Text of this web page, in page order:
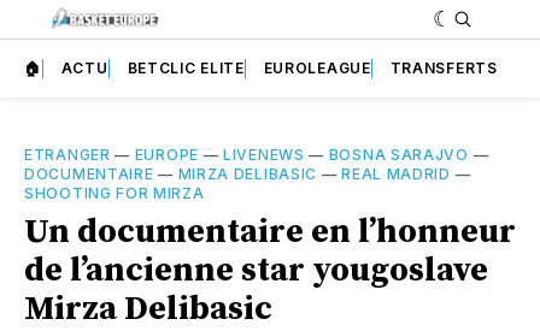
🏠 ACTU BETCLIC ELITE EUROLEAGUE TRANSFERTS
ETRANGER — EUROPE —LIVENEWS — BOSNA SARAJVO —
DOCUMENTAIRE — MIRZA DELIBASIC —REAL MADRID —
SHOOTING FOR MIRZA
Un documentaire en l’honneur
de l’ancienne star yougoslave
Mirza Delibasic